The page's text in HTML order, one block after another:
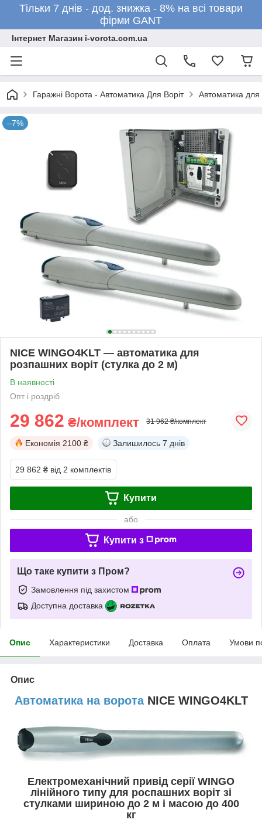
Тільки 7 днів - дод. знижка - 8% на всі товари
фірми GANT
Інтернет Магазин i-vorota.com.ua
Гаражні Ворота - Автоматика Для Воріт Автоматика для
–7%
NICE WINGO4KLT — автоматика для
розпашних воріт (стулка до 2 м)
В наявності
Опт і роздріб
29 862 ₴/комплект 31 962 ₴/комплект
Економія 2100 ₴ Залишилось 7 днів
29 862 ₴ від 2 комплектів
Купити
або
Купити з
Що таке купити з Пром?
Замовлення під захистом
Доступна доставка
Опис Характеристики Доставка Оплата Умови
Опис
Автоматика на воротаNICE WINGO4KLT
Електромеханічний привід серії WINGO
лінійного типу для роспашних воріт зі
стулками шириною до 2 м і масою до 400
кг